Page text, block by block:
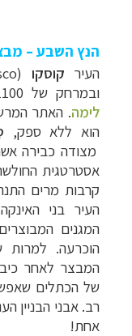
הנץ השבע –
העיר קוסקו (
ובמרחק של 1100 ק"מ, דרום-מזרחית לעיר הבירה
לימה. האתר
הוא ללא ספק,
מצודה כבירה
אסטרטגית
קרבות מרים
העיר בני
המגנים
הוכרעה. למרות
המבצר לאחר
של הכתלים
רב. אבני הבניין
אחת!